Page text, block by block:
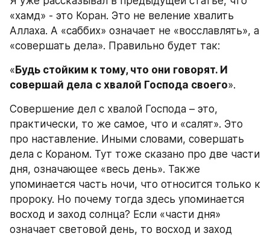
«хамд» - это Коран. Это не веление хвалить
Аллаха. А «саббих» означает не «восславлять», а
«совершать дела». Правильно будет так:
« Будь стойким к тому, что они говорят. И
совершай дела с хвалой Господа своего».
Совершение дел с хвалой Господа – это,
практически, то же самое, что и «салят». Это
про наставление. Иными словами, совершать
дела с Кораном. Тут тоже сказано про две части
дня, означающее «весь день». Также
упоминается часть ночи, что относится только к
пророку. Но почему тогда здесь упоминается
восход и заход солнца? Если «части дня»
означает световой день, то восход и заход